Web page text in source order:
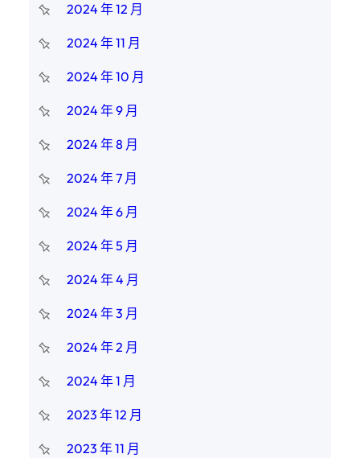
2024 年 12 月
2024 年 11 月
2024 年 10 月
2024 年 9 月
2024 年 8 月
2024 年 7 月
2024 年 6 月
2024 年 5 月
2024 年 4 月
2024 年 3 月
2024 年 2 月
2024 年 1 月
2023 年 12 月
2023 年 11 月